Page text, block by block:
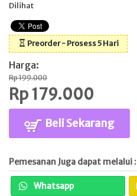
Dilihat
Preorder - Prosess 5 Hari
Harga:
Rp 199.000
Rp 179.000
Beli Sekarang
Pemesanan Juga dapat melalui :
Whatsapp